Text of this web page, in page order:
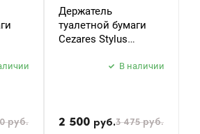
руб.
Держатель
туалетной бумаги
Cezares Stylus
брашированноеВ наличии
2 500 руб.3 475руб.